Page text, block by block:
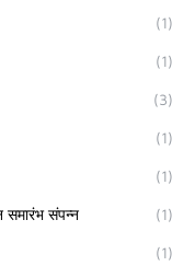
(1)
(1)
(3)
(1)
(1)
समारंभ संपन्न (1)
(1)